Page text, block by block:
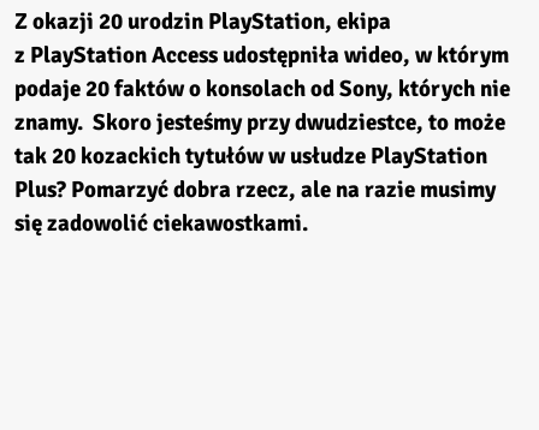
Z okazji 20 urodzin PlayStation, ekipa
z PlayStation Access udostępniła wideo, w którym
podaje 20 faktów o konsolach od Sony, których nie
znamy. Skoro jesteśmy przy dwudziestce, to może
tak 20 kozackich tytułów w usłudze PlayStation
Plus? Pomarzyć dobra rzecz, ale na razie musimy
się zadowolić ciekawostkami.